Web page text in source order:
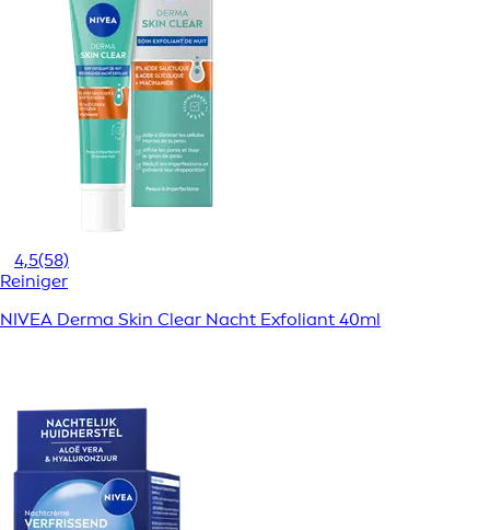
4,5(58)
Reiniger
NIVEA Derma Skin Clear Nacht Exfoliant 40ml